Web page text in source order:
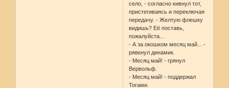
село, - согласно кивнул тот,
пристегиваясь и переключая
передачу. - Желтую флешку
видишь? Её поставь,
пожалуйста...
- А за окошком месяц май... -
рявкнул динамик.
- Месяц май! - грянул
Вервольф.
- Месяц май! - поддержал
Тогами.